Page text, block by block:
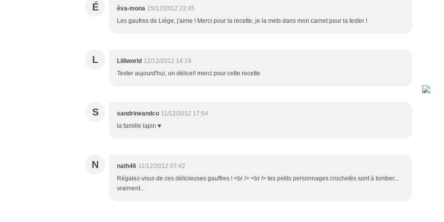
É éva-mona 15/12/2012 22:45
Les gaufres de Liège, j'aime ! Merci pour la recette, je la mets dans mon carnet pour la tester !
L Lilliworld 12/12/2012 14:19
Tester aujourd'hui, un délice!! merci pour cette recette
S sandrineandco 11/12/2012 17:54
la famille lapin ♥
N nath46 11/12/2012 07:42
Régalez-vous de ces délicieuses gauffres ! <br /> <br /> tes petits personnages crochetés sont à tomber...
vraiment...